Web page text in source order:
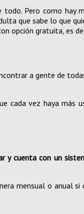
Pero como hay
que sabe lo que
opción gratuita, es
a gente de
cada vez haya más
y cuenta con un
mensual o anual si